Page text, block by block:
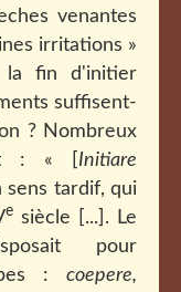
venantes
irritations »
la fin d'initier
suffisent-
? Nombreux
: « [ Initiare
sens tardif, qui
esiècle [...]. Le
pour
: coepere,